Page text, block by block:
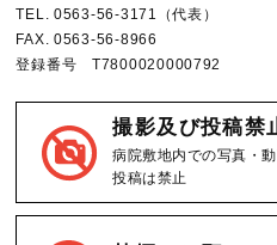
TEL.0563-56-3171
（代表）
FAX.0563-56-8966
登録番号 T7800020000792
撮影及び投稿禁
病院敷地内での写真・
投稿は禁止